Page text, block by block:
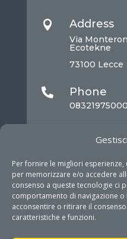
Per fornire le migliori
per memorizzare e/o accedere
consenso a queste tecnologie ci
comportamento di navigazione o
acconsentire o ritirare il
caratteristiche e funzioni.
 Address
Via
Ecotekne
73100 Lecce
 Phone
08321975000